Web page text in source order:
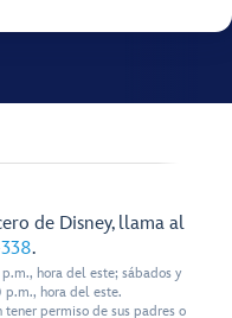
de Disney, llama al
.
hora del este; sábados y
hora del este.
tener permiso de sus padres o